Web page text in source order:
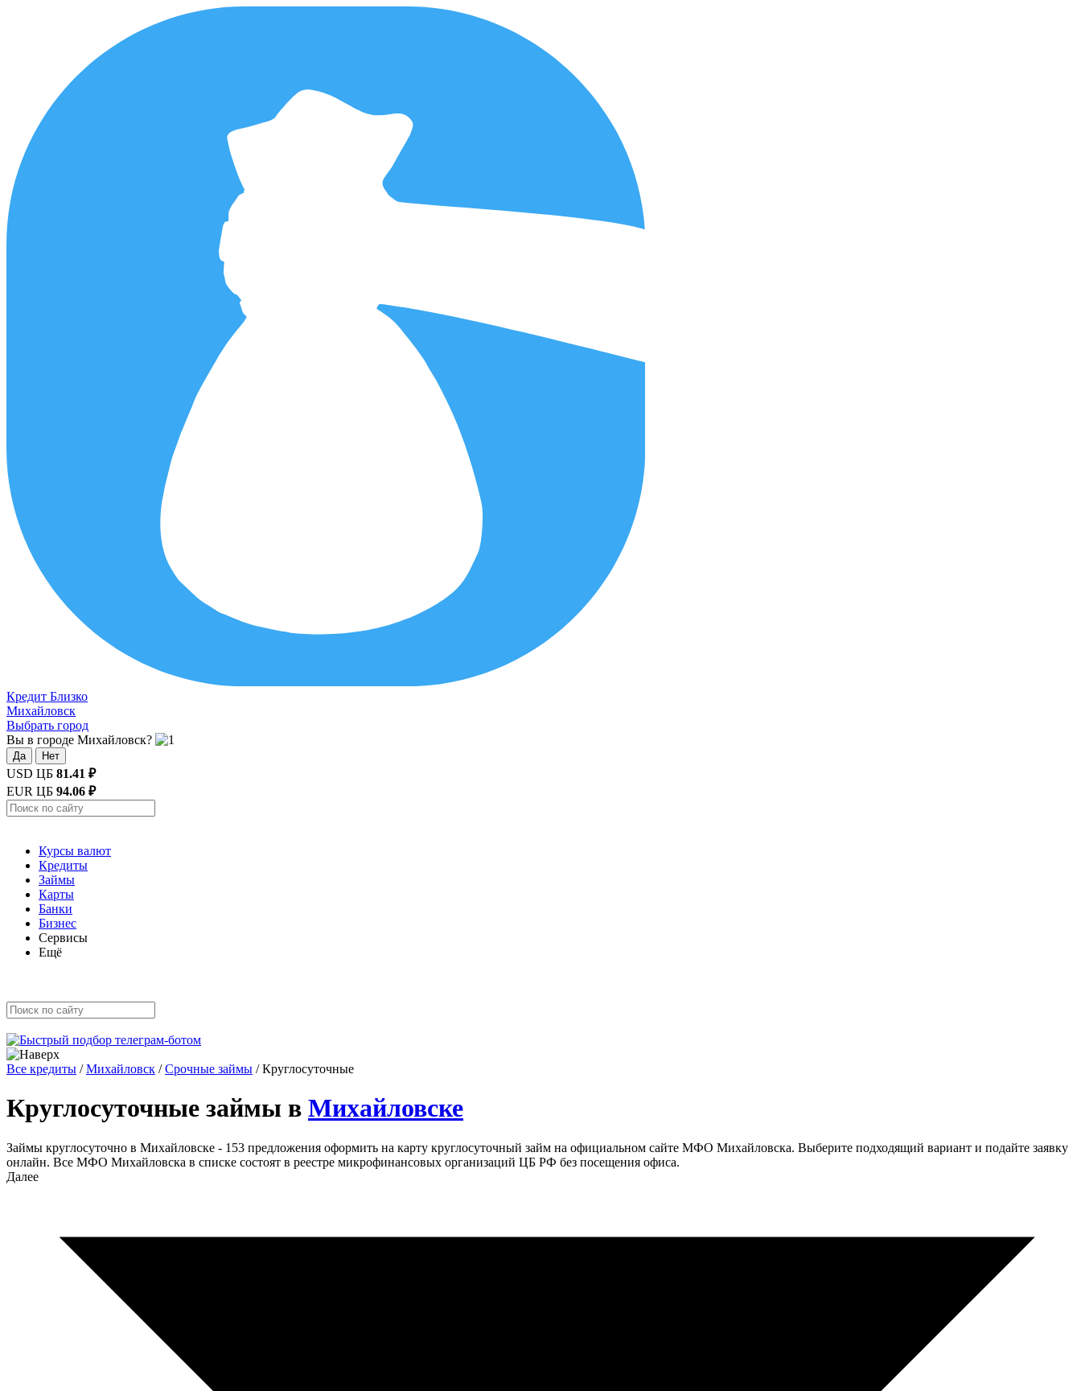
Кредит Близко
Михайловск
Выбрать город
Вы в городе Михайловск?
Да Нет
USD ЦБ 81.41 ₽
EUR ЦБ 94.06 ₽
Курсы валют
Кредиты
Займы
Карты
Банки
Бизнес
Сервисы
Ещё
Все кредиты /Михайловск /Срочные займы /Круглосуточные
Круглосуточные займы в Михайловске
Займы круглосуточно в Михайловске - 153 предложения оформить на карту круглосуточный займ на официальном сайте МФО Михайловска. Выберите подходящий вариант и подайте заявку
онлайн. Все МФО Михайловска в списке состоят в реестре микрофинансовых организаций ЦБ РФ без посещения офиса.
Далее